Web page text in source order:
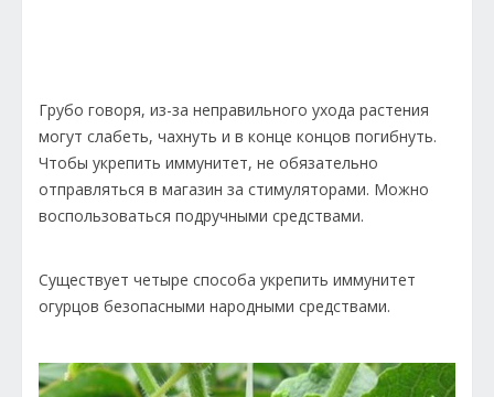
Грубо говоря, из-за неправильного ухода растения
могут слабеть, чахнуть и в конце концов погибнуть.
Чтобы укрепить иммунитет, не обязательно
отправляться в магазин за стимуляторами. Можно
воспользоваться подручными средствами.
Существует четыре способа укрепить иммунитет
огурцов безопасными народными средствами.